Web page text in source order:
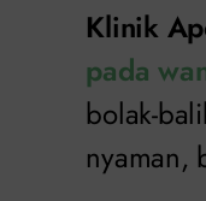
Klinik
pada
bolak-
nyaman,